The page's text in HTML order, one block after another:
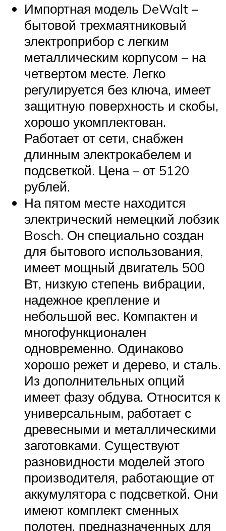
Импортная модель DeWalt –
бытовой трехмаятниковый
электроприбор с легким
металлическим корпусом – на
четвертом месте. Легко
регулируется без ключа, имеет
защитную поверхность и скобы,
хорошо укомплектован.
Работает от сети, снабжен
длинным электрокабелем и
подсветкой. Цена – от 5120
рублей.
На пятом месте находится
электрический немецкий лобзик
Bosch. Он специально создан
для бытового использования,
имеет мощный двигатель 500
Вт, низкую степень вибрации,
надежное крепление и
небольшой вес. Компактен и
многофункционален
одновременно. Одинаково
хорошо режет и дерево, и сталь.
Из дополнительных опций
имеет фазу обдува. Относится к
универсальным, работает с
древесными и металлическими
заготовками. Существуют
разновидности моделей этого
производителя, работающие от
аккумулятора с подсветкой. Они
имеют комплект сменных
полотен, предназначенных для